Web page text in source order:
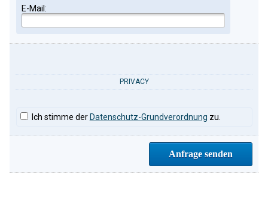
E-Mail:
PRIVACY
Ich stimme der Datenschutz-Grundverordnung zu.